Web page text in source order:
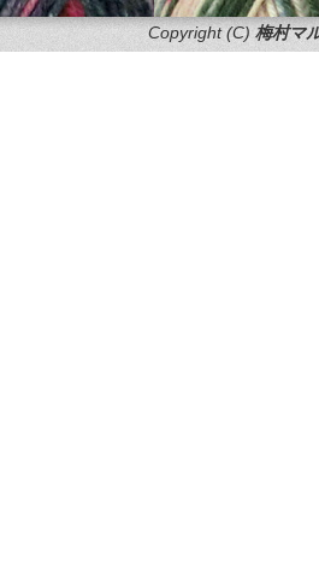
Copyright (C) 梅村マ